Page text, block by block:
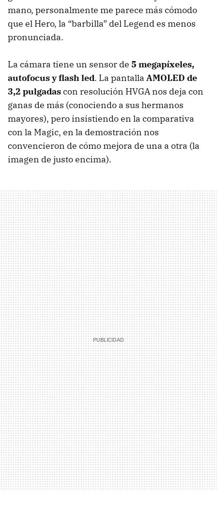
mano, personalmente me parece más cómodo
que el Hero, la “barbilla” del Legend es menos
pronunciada.
La cámara tiene un sensor de 5 megapíxeles,
autofocus y flash led. La pantalla AMOLED de
3,2 pulgadascon resolución HVGA nos deja con
ganas de más (conociendo a sus hermanos
mayores), pero insistiendo en la comparativa
con la Magic, en la demostración nos
convencieron de cómo mejora de una a otra (la
imagen de justo encima).